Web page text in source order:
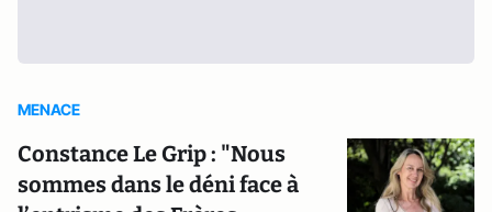
MENACE
Constance Le Grip : "Nous
sommes dans le déni face à